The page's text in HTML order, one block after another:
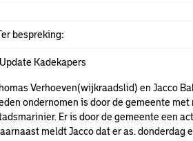
bespreking:
Update Kadekapers
Verhoeven(wijkraadslid) en Jacco
ondernomen is door de gemeente
Er is door de gemeente een
meldt Jacco dat er as.